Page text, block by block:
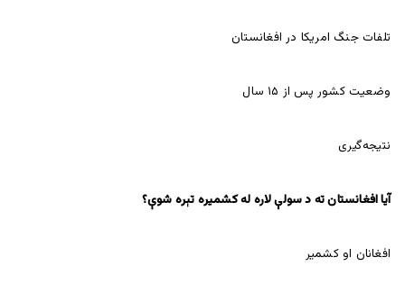
تلفات جنگ امریکا در افغانستان
وضعیت کشور پس از ۱۵ سال
نتیجه‌گیری
آیا افغانستان ته د سولې لاره له کشمیره تېره شوې؟
افغانان او کشمیر